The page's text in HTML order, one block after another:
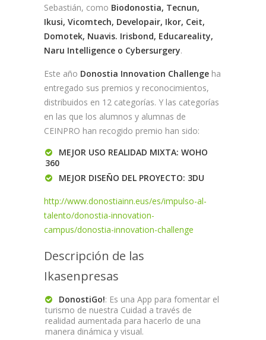
Sebastián, como Biodonostia, Tecnun,
Ikusi, Vicomtech, Developair, Ikor, Ceit,
Domotek, Nuavis. Irisbond, Educareality,
Naru Intelligence o Cybersurgery.
Este año Donostia Innovation Challenge ha
entregado sus premios y reconocimientos,
distribuidos en 12 categorías. Y las categorías
en las que los alumnos y alumnas de
CEINPRO han recogido premio han sido:
MEJOR USO REALIDAD MIXTA: WOHO
360
MEJOR DISEÑO DEL PROYECTO: 3DU
http://www.donostiainn.eus/es/impulso-al-
talento/donostia-innovation-
campus/donostia-innovation-challenge
Descripción de las
Ikasenpresas
DonostiGo!: Es una App para fomentar el
turismo de nuestra Cuidad a través de
realidad aumentada para hacerlo de una
manera dinámica y visual.